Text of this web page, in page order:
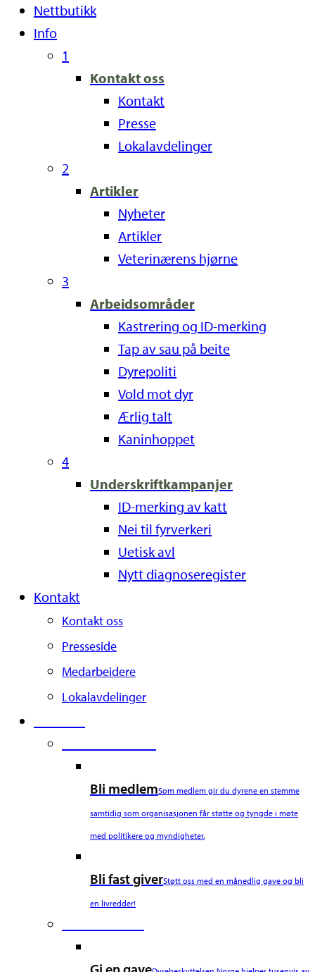
Nettbutikk
Info
1
Kontakt oss
Kontakt
Presse
Lokalavdelinger
2
Artikler
Nyheter
Artikler
Veterinærens hjørne
3
Arbeidsområder
Kastrering og ID-merking
Tap av sau på beite
Dyrepoliti
Vold mot dyr
Ærlig talt
Kaninhoppet
4
Underskriftkampanjer
ID-merking av katt
Nei til fyrverkeri
Uetisk avl
Nytt diagnoseregister
Kontakt
Kontakt oss
Presseside
Medarbeidere
Lokalavdelinger
Bli medlemSom medlem gir du dyrene en stemme
samtidig som organisasjonen får støtte og tyngde i møte
med politikere og myndigheter.
Bli fast giverStøtt oss med en månedlig gave og bli
en livredder!